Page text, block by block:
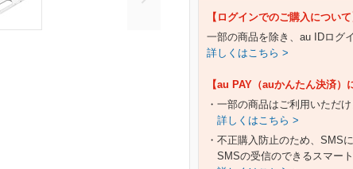
【ログインでのご購入について
一部の商品を除き、au IDログ
詳しくはこちら >
【au PAY（auかんたん決済）
・一部の商品はご利用いただ
詳しくはこちら >
・不正購入防止のため、SMS
SMSの受信のできるスマー